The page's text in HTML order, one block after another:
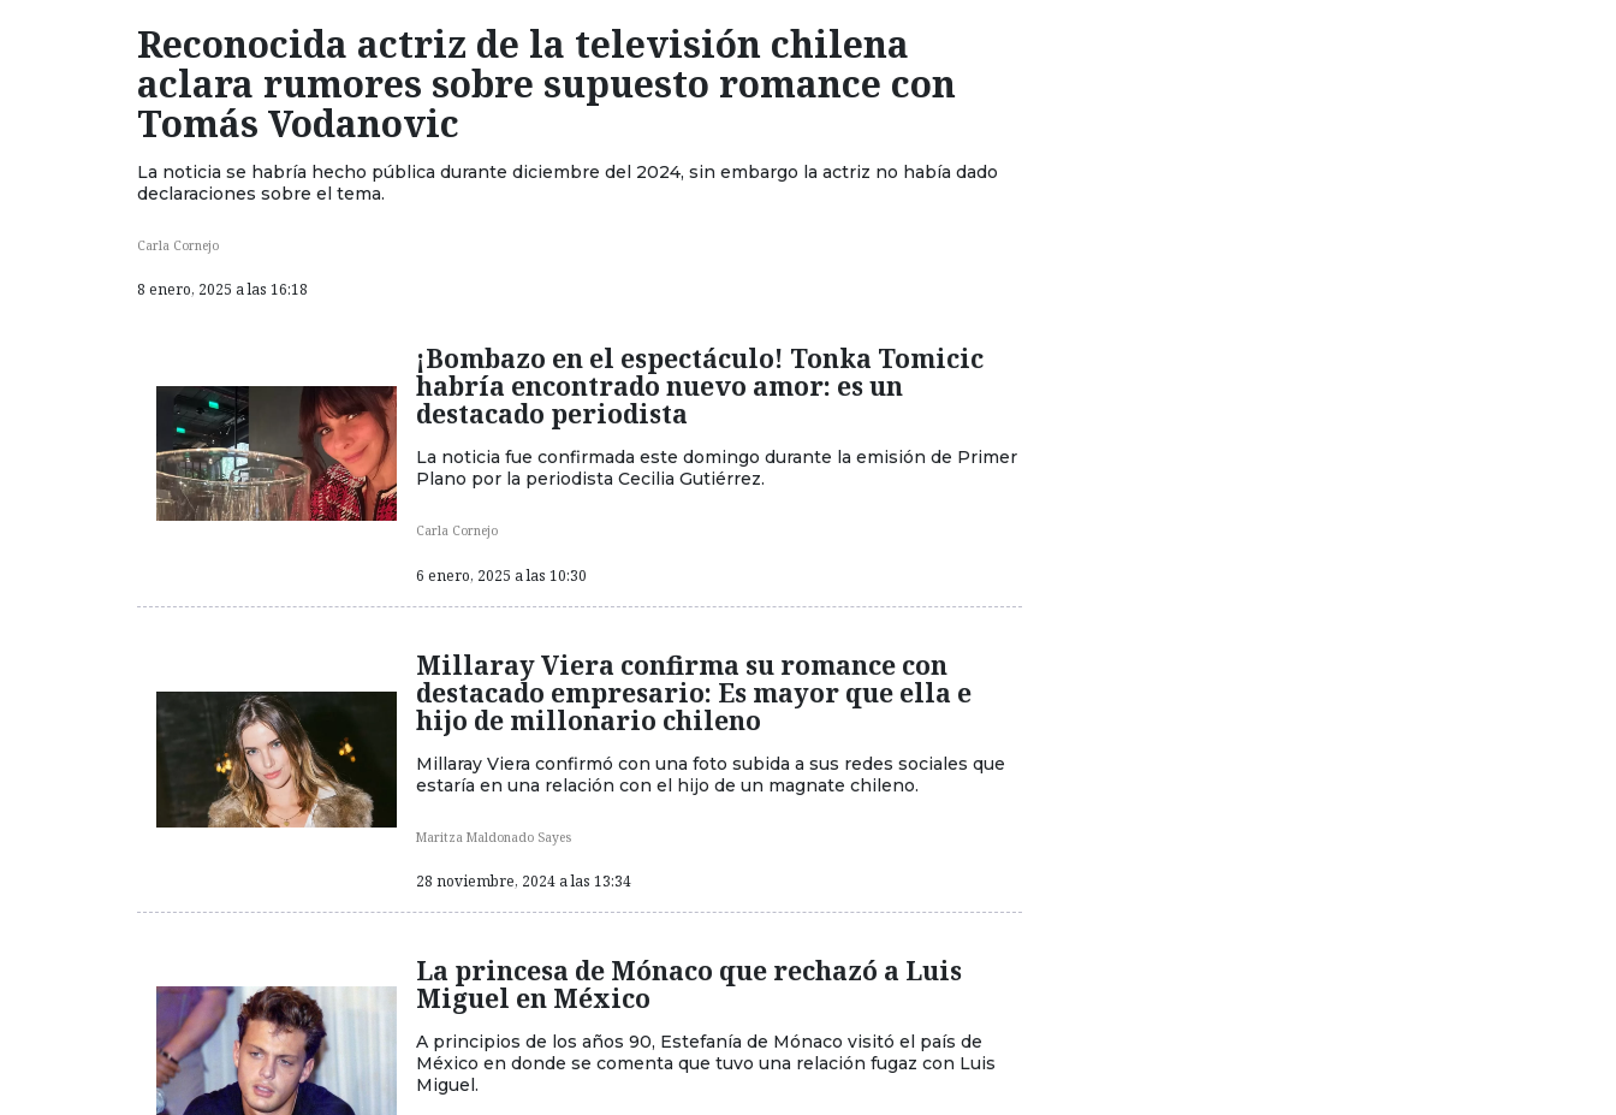
Reconocida actriz de la televisión chilena
aclara rumores sobre supuesto romance con
Tomás Vodanovic
La noticia se habría hecho pública durante diciembre del 2024, sin embargo la actriz no había dado
declaraciones sobre el tema.
Carla Cornejo
8 enero, 2025 a las 16:18
¡Bombazo en el espectáculo! Tonka Tomicic
habría encontrado nuevo amor: es un
destacado periodista
La noticia fue confirmada este domingo durante la emisión de Primer
Plano por la periodista Cecilia Gutiérrez.
Carla Cornejo
6 enero, 2025 a las 10:30
Millaray Viera confirma su romance con
destacado empresario: Es mayor que ella e
hijo de millonario chileno
Millaray Viera confirmó con una foto subida a sus redes sociales que
estaría en una relación con el hijo de un magnate chileno.
Maritza Maldonado Sayes
28 noviembre, 2024 a las 13:34
La princesa de Mónaco que rechazó a Luis
Miguel en México
A principios de los años 90, Estefanía de Mónaco visitó el país de
México en donde se comenta que tuvo una relación fugaz con Luis
Miguel.